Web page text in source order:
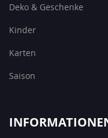
Deko & Geschenke
Kinder
Karten
Saison